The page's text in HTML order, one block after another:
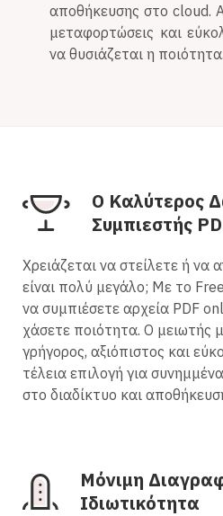
αποθήκευσης στο cloud.
μεταφορτώσεις και
να θυσιάζεται η ποιότητα.
Ο Καλύτερος
Συμπιεστής
Χρειάζεται να στείλετε ή να
είναι πολύ μεγάλο; Με το
να συμπιέσετε αρχεία PDF
χάσετε ποιότητα. Ο μειωτής
γρήγορος, αξιόπιστος και
τέλεια επιλογή για
στο διαδίκτυο και
Μόνιμη
Ιδιωτικότητα